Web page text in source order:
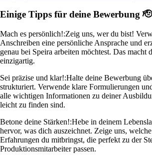
Einige Tipps für deine Bewerbung 🫡
Mach es persönlich!:Zeig uns, wer du bist!
Anschreiben eine persönliche Ansprache und
genau bei Speira arbeiten möchtest. Das macht
einzigartig.
Sei präzise und klar!:Halte deine Bewerbung
strukturiert. Verwende klare Formulierungen
alle wichtigen Informationen zu deiner
leicht zu finden sind.
Betone deine Stärken!:Hebe in deinem
hervor, was dich auszeichnet. Zeige uns,
Erfahrungen du mitbringst, die perfekt zu der
Produktionsmitarbeiter passen.